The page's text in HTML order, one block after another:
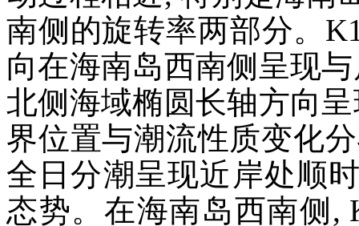
南侧的旋转率两部分。
向在海南岛西南侧呈现
北侧海域椭圆长轴方向
界位置与潮流性质变化
全日分潮呈现近岸处顺
态势。在海南岛西南侧,